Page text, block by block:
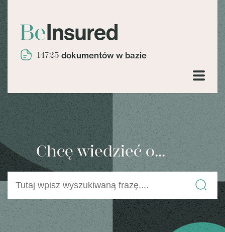
14725 dokumentów w bazie
Chcę wiedzieć o...